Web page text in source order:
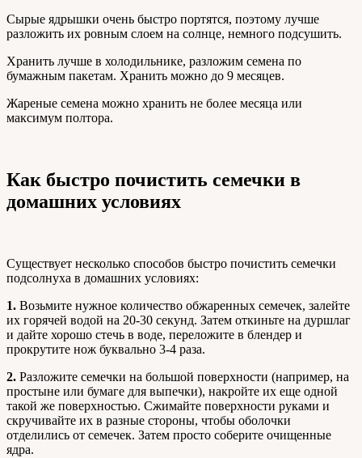
Сырые ядрышки очень быстро портятся, поэтому лучше
разложить их ровным слоем на солнце, немного подсушить.
Хранить лучше в холодильнике, разложим семена по
бумажным пакетам. Хранить можно до 9 месяцев.
Жареные семена можно хранить не более месяца или
максимум полтора.
Как быстро почистить семечки в
домашних условиях
Существует несколько способов быстро почистить семечки
подсолнуха в домашних условиях:
1. Возьмите нужное количество обжаренных семечек, залейте
их горячей водой на 20-30 секунд. Затем откиньте на дуршлаг
и дайте хорошо стечь в воде, переложите в блендер и
прокрутите нож буквально 3-4 раза.
2. Разложите семечки на большой поверхности (например, на
простыне или бумаге для выпечки), накройте их еще одной
такой же поверхностью. Сжимайте поверхности руками и
скручивайте их в разные стороны, чтобы оболочки
отделились от семечек. Затем просто соберите очищенные
ядра.